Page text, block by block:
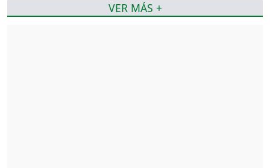
VER MÁS +